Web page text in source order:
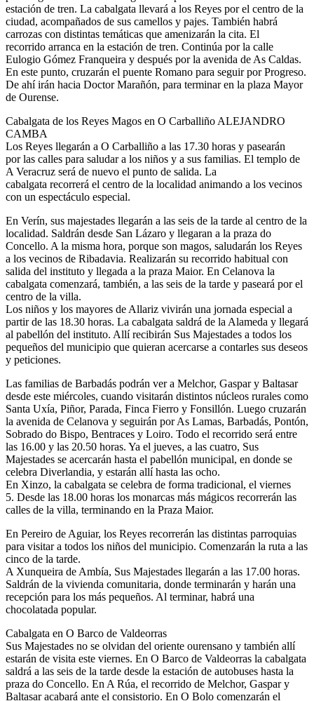
estación de tren. La cabalgata llevará a los Reyes por el centro de la
ciudad, acompañados de sus camellos y pajes. También habrá
carrozas con distintas temáticas que amenizarán la cita. El
recorrido arranca en la estación de tren. Continúa por la calle
Eulogio Gómez Franqueira y después por la avenida de As Caldas.
En este punto, cruzarán el puente Romano para seguir por Progreso.
De ahí irán hacia Doctor Marañón, para terminar en la plaza Mayor
de Ourense.
Cabalgata de los Reyes Magos en O Carballiño ALEJANDRO
CAMBA
Los Reyes llegarán a O Carballiño a las 17.30 horas y pasearán
por las calles para saludar a los niños y a sus familias. El templo de
A Veracruz será de nuevo el punto de salida. La
cabalgata recorrerá el centro de la localidad animando a los vecinos
con un espectáculo especial.
En Verín, sus majestades llegarán a las seis de la tarde al centro de la
localidad. Saldrán desde San Lázaro y llegaran a la praza do
Concello. A la misma hora, porque son magos, saludarán los Reyes
a los vecinos de Ribadavia. Realizarán su recorrido habitual con
salida del instituto y llegada a la praza Maior. En Celanova la
cabalgata comenzará, también, a las seis de la tarde y paseará por el
centro de la villa.
Los niños y los mayores de Allariz vivirán una jornada especial a
partir de las 18.30 horas. La cabalgata saldrá de la Alameda y llegará
al pabellón del instituto. Allí recibirán Sus Majestades a todos los
pequeños del municipio que quieran acercarse a contarles sus deseos
y peticiones.
Las familias de Barbadás podrán ver a Melchor, Gaspar y Baltasar
desde este miércoles, cuando visitarán distintos núcleos rurales como
Santa Uxía, Piñor, Parada, Finca Fierro y Fonsillón. Luego cruzarán
la avenida de Celanova y seguirán por As Lamas, Barbadás, Pontón,
Sobrado do Bispo, Bentraces y Loiro. Todo el recorrido será entre
las 16.00 y las 20.50 horas. Ya el jueves, a las cuatro, Sus
Majestades se acercarán hasta el pabellón municipal, en donde se
celebra Diverlandia, y estarán allí hasta las ocho.
En Xinzo, la cabalgata se celebra de forma tradicional, el viernes
5. Desde las 18.00 horas los monarcas más mágicos recorrerán las
calles de la villa, terminando en la Praza Maior.
En Pereiro de Aguiar, los Reyes recorrerán las distintas parroquias
para visitar a todos los niños del municipio. Comenzarán la ruta a las
cinco de la tarde.
A Xunqueira de Ambía, Sus Majestades llegarán a las 17.00 horas.
Saldrán de la vivienda comunitaria, donde terminarán y harán una
recepción para los más pequeños. Al terminar, habrá una
chocolatada popular.
Cabalgata en O Barco de Valdeorras
Sus Majestades no se olvidan del oriente ourensano y también allí
estarán de visita este viernes. En O Barco de Valdeorras la cabalgata
saldrá a las seis de la tarde desde la estación de autobuses hasta la
praza do Concello. En A Rúa, el recorrido de Melchor, Gaspar y
Baltasar acabará ante el consistorio. En O Bolo comenzarán el